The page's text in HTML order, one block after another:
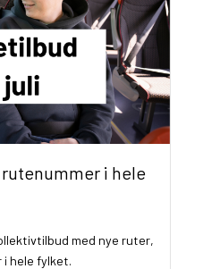
i hele
med nye ruter,
hele fylket.